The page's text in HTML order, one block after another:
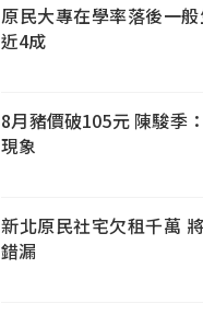
原民大專在學率落後一
近4成
8月豬價破105元 陳駿季
現象
新北原民社宅欠租千萬
錯漏